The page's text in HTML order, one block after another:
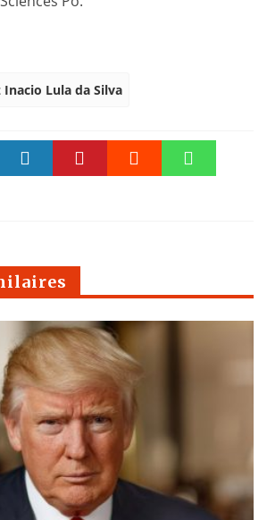
Inacio Lula da Silva